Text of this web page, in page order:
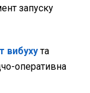
запуску
вибухута
оперативна